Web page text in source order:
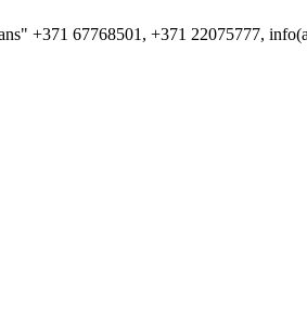
+371 67768501, +371 22075777,